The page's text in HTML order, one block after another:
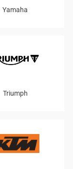
Yamaha
Triumph